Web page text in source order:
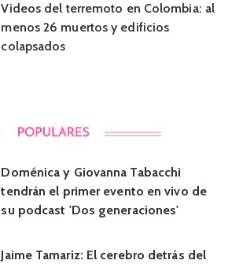
Videos del terremoto en Colombia: al
menos 26 muertos y edificios
colapsados
Doménica y Giovanna Tabacchi
tendrán el primer evento en vivo de
su podcast 'Dos generaciones'
Jaime Tamariz: El cerebro detrás del